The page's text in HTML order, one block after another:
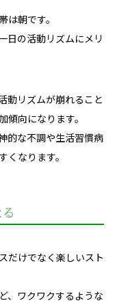
朝です。
日の活動リズムにメリ
動リズムが崩れること
向になります。
的な不調や生活習慣病
なります。
だけでなく楽しいスト
、ワクワクするような